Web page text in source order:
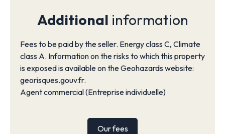
Additional information
Fees to be paid by the seller. Energy class C, Climate
class A. Information on the risks to which this property
is exposed is available on the Geohazards website:
georisques.gouv.fr.
Agent commercial (Entreprise individuelle)
Our fees